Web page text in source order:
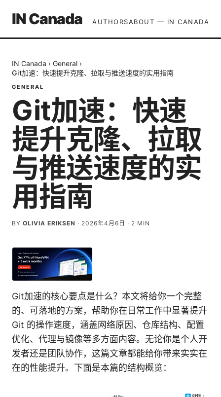
IN Canada AUTHORSABOUT — IN CANADA
IN Canada › General ›
Git加速：快速提升克隆、拉取与推送速度的实用指南
GENERAL
Git加速：快速
提升克隆、拉取
与推送速度的实
用指南
BY OLIVIA ERIKSEN · 2026年4月6日 · 2 MIN
Git加速的核心要点是什么？本文将给你一个完整
的、可落地的方案，帮助你在日常工作中显著提升
Git 的操作速度，涵盖网络原因、仓库结构、配置
优化、代理与镜像等多方面内容。无论你是个人开
发者还是团队协作，这篇文章都能给你带来实实在
在的性能提升。下面是本篇的结构概览：